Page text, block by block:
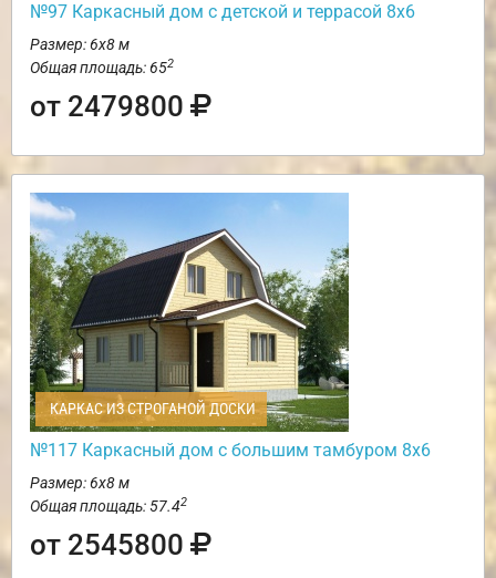
№97 Каркасный дом с детской и террасой 8х6
Размер: 6х8 м
Общая площадь: 652
от 2479800
КАРКАС ИЗ СТРОГАНОЙ ДОСКИ
№117 Каркасный дом с большим тамбуром 8х6
Размер: 6х8 м
Общая площадь: 57.42
от 2545800